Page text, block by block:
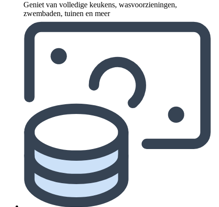
Geniet van volledige keukens, wasvoorzieningen,
zwembaden, tuinen en meer